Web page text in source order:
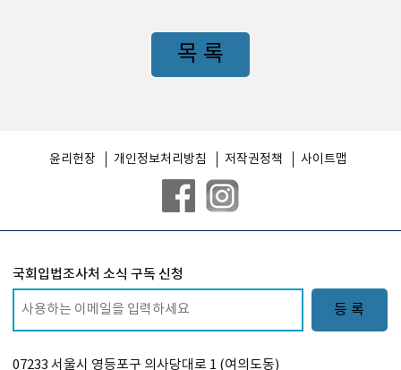
목 록
윤리헌장 개인정보처리방침 저작권정책 사이트맵
07233 서울시 영등포구 의사당대로 1 (여의도동)
국회입법조사처 소식 구독 신청
등 록